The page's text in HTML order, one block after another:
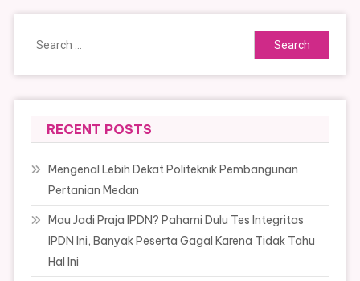
Search
for:
RECENT POSTS
Mengenal Lebih Dekat Politeknik Pembangunan
Pertanian Medan
Mau Jadi Praja IPDN? Pahami Dulu Tes Integritas
IPDN Ini, Banyak Peserta Gagal Karena Tidak Tahu
Hal Ini